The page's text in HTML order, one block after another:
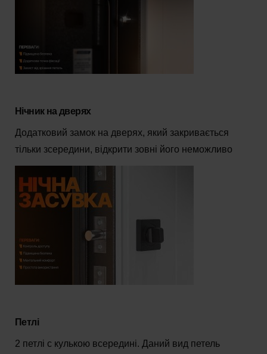
Нічник на дверях
Додатковий замок на дверях, який закривається
тільки зсередини, відкрити зовні його неможливо
Петлі
2 петлі c кулькою всередині. Даний вид петель